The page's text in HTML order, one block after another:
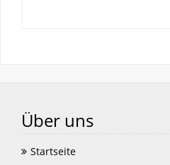
Über uns
Startseite